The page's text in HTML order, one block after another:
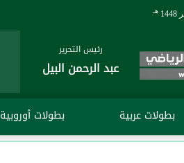
هـ
رئيس التحرير
عبد الرحمن البيل
بطولات عربية بطولات أوروبية